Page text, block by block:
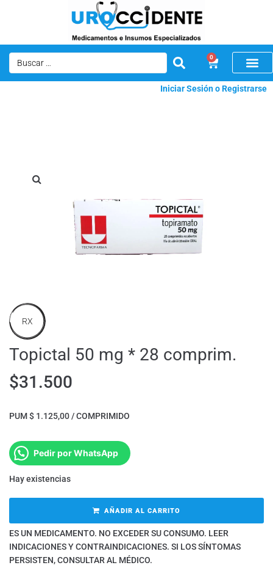
0
Iniciar Sesión o Registrarse
RX
Topictal 50 mg * 28 comprim.
$31.500
PUM $ 1.125,00 / COMPRIMIDO
Pedir por WhatsApp
Hay existencias
AÑADIR AL CARRITO
ES UN MEDICAMENTO. NO EXCEDER SU CONSUMO. LEER
INDICACIONES Y CONTRAINDICACIONES. SI LOS SÍNTOMAS
PERSISTEN, CONSULTAR AL MÉDICO.